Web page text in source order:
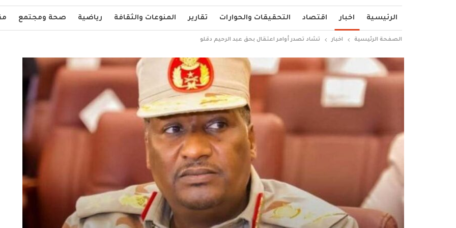
الرئيسية اخبار اقتصاد التحقيقات والحوارات تقارير المنوعات والثقافة رياضية صحة ومجتمع
الصفحة الرئيسية اخبار تشاد تصدر أوامر اعتقال بحق عبد الرحيم دقلو